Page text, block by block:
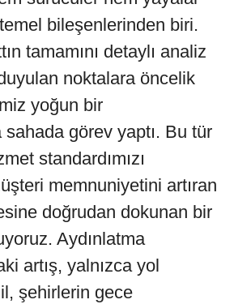
bileşenlerinden biri.
tamamını detaylı analiz
noktalara öncelik
yoğun bir
görev yaptı. Bu tür
standardımızı
memnuniyetini artıran
doğrudan dokunan bir
Aydınlatma
artış, yalnızca yol
şehirlerin gece